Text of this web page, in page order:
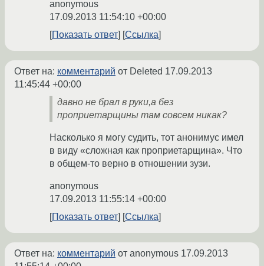
anonymous
17.09.2013 11:54:10 +00:00
Показать ответ
Ссылка
Ответ на: комментарий от Deleted 17.09.2013
11:45:44 +00:00
давно не брал в руки,а без
проприетарщины там совсем никак?
Насколько я могу судить, тот анонимус имел
в виду «сложная как проприетарщина». Что
в общем-то верно в отношении зузи.
anonymous
17.09.2013 11:55:14 +00:00
Показать ответ
Ссылка
Ответ на: комментарий от anonymous 17.09.2013